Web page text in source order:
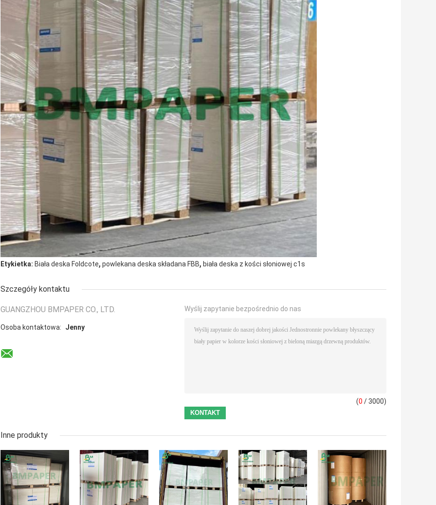
Etykietka: Biała deska Foldcote, powlekana deska składana FBB, biała deska z kości słoniowej c1s
Szczegóły kontaktu
GUANGZHOU BMPAPER CO., LTD.
Osoba kontaktowa: Jenny
Wyślij zapytanie bezpośrednio do nas
(0 / 3000)
Inne produkty